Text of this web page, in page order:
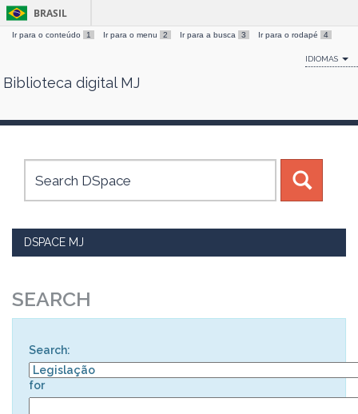
Skip
BRASIL
Ir para o conteúdo 1 Ir para o menu 2 Ir para a busca 3 Ir para o rodapé 4
IDIOMAS
Biblioteca digital MJ
DSPACE MJ
SEARCH
Search:
for